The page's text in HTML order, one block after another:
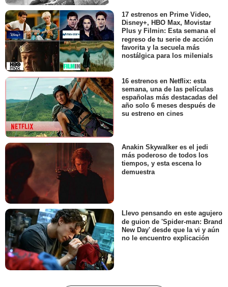
17 estrenos en Prime Video,
Disney+, HBO Max, Movistar
Plus y Filmin: Esta semana el
regreso de tu serie de acción
favorita y la secuela más
nostálgica para los milenials
16 estrenos en Netflix: esta
semana, una de las películas
españolas más destacadas del
año solo 6 meses después de
su estreno en cines
Anakin Skywalker es el jedi
más poderoso de todos los
tiempos, y esta escena lo
demuestra
Llevo pensando en este agujero
de guion de 'Spider-man: Brand
New Day' desde que la vi y aún
no le encuentro explicación